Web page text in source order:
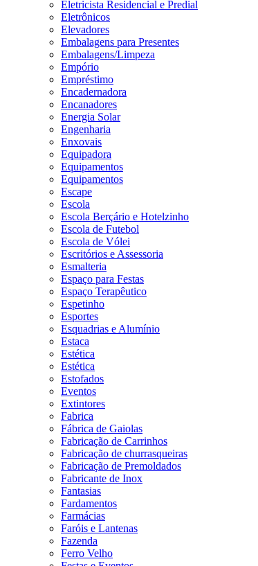
Eletricista Residencial e Predial
Eletrônicos
Elevadores
Embalagens para Presentes
Embalagens/Limpeza
Empório
Empréstimo
Encadernadora
Encanadores
Energia Solar
Engenharia
Enxovais
Equipadora
Equipamentos
Equipamentos
Escape
Escola
Escola Berçário e Hotelzinho
Escola de Futebol
Escola de Vólei
Escritórios e Assessoria
Esmalteria
Espaço para Festas
Espaço Terapêutico
Espetinho
Esportes
Esquadrias e Alumínio
Estaca
Estética
Estética
Estofados
Eventos
Extintores
Fabrica
Fábrica de Gaiolas
Fabricação de Carrinhos
Fabricação de churrasqueiras
Fabricação de Premoldados
Fabricante de Inox
Fantasias
Fardamentos
Farmácias
Faróis e Lantenas
Fazenda
Ferro Velho